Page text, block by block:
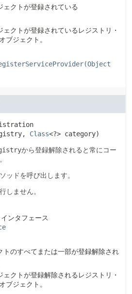
ェクトが登録されている
ェクトが登録されているレジストリ・
オブジェクト。
Class<?> category)
から登録解除されると常にコー
ッドを呼び出します。
しません。
インタフェース
トのすべてまたは一部が登録解除され
ェクトが登録解除されるレジストリ・
オブジェクト。